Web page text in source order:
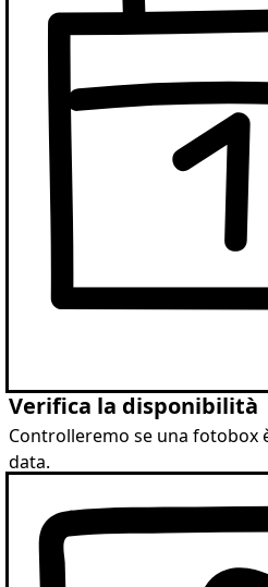
Verifica la disponibilità
Controlleremo se una fotobox
data.